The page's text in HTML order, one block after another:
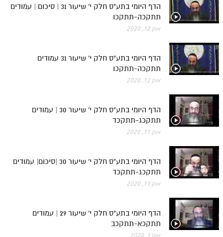
הדף היומי בתע"ס חלק י' שיעור 31 | סיכום | עמודים
תתקכה-תתקכו
אוק 12, 2020
הדף היומי בתע"ס חלק י' שיעור 31 עמודים
תתקכה-תתקכו
אוק 12, 2020
הדף היומי בתע"ס חלק י' שיעור 30 | עמודים
תתקכג-תתקכד
אוק 11, 2020
הדף היומי בתע"ס חלק י' שיעור 30 |סיכום| עמודים
תתקכג-תתקכד
אוק 11, 2020
הדף היומי בתע"ס חלק י' שיעור 29 | עמודים
תתקכא-תתקכב
אוק 1, 2020